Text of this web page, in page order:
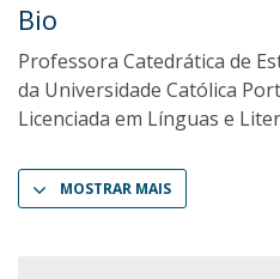
Bio
Professora Catedrática de
da Universidade Católica
Licenciada em Línguas e
MOSTRAR MAIS